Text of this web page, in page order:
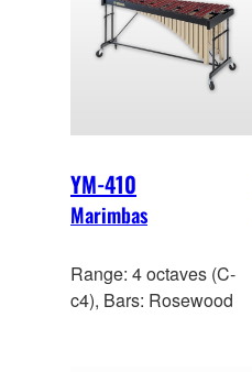
YM-410
Marimbas
Range: 4 octaves (C-
c4), Bars: Rosewood